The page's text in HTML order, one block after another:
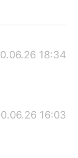
18:34
16:03